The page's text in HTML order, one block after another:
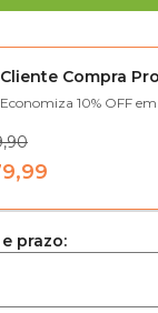
Cliente Compra
Economiza 10% OFF
prazo: